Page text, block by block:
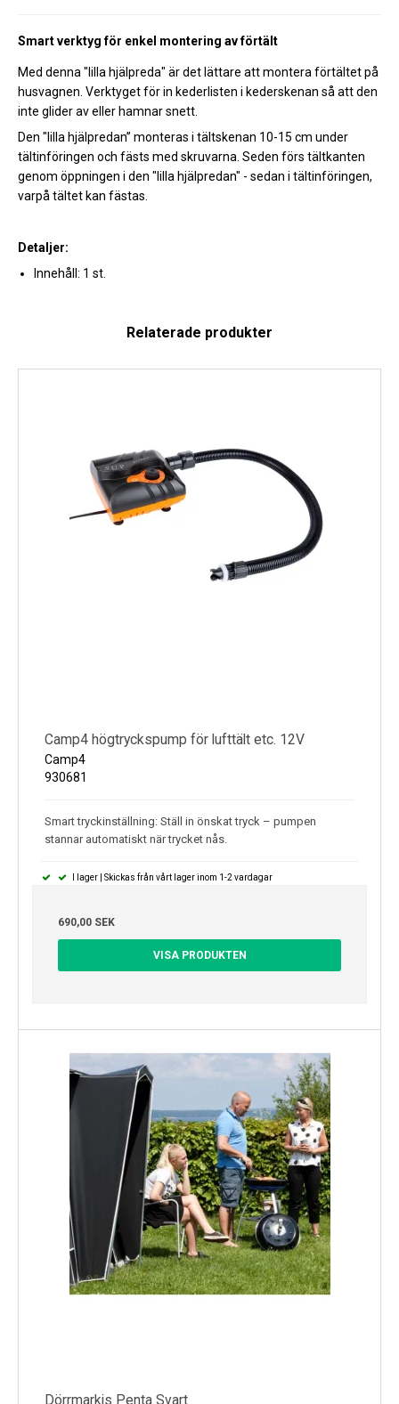
Smart verktyg för enkel montering av förtält
Med denna "lilla hjälpreda" är det lättare att montera förtältet på
husvagnen. Verktyget för in kederlisten i kederskenan så att den
inte glider av eller hamnar snett.
Den "lilla hjälpredan” monteras i tältskenan 10-15 cm under
tältinföringen och fästs med skruvarna. Seden förs tältkanten
genom öppningen i den "lilla hjälpredan" - sedan i tältinföringen,
varpå tältet kan fästas.
Detaljer:
Innehåll: 1 st.
Relaterade produkter
Camp4 högtryckspump för lufttält etc. 12V
Camp4
930681
Smart tryckinställning: Ställ in önskat tryck – pumpen
stannar automatiskt när trycket nås.
I lager | Skickas från vårt lager inom 1-2 vardagar
690,00 SEK
VISA PRODUKTEN
Dörrmarkis Penta Svart